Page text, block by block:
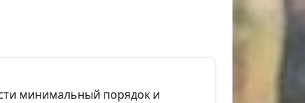
минимальный порядок и